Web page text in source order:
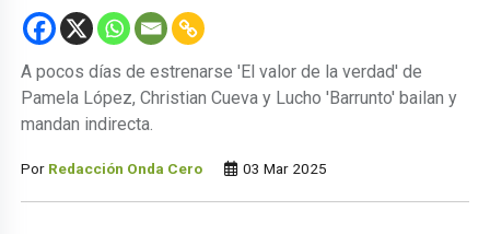
A pocos días de estrenarse 'El valor de la verdad' de
Pamela López, Christian Cueva y Lucho 'Barrunto' bailan y
mandan indirecta.
Por Redacción Onda Cero 03 Mar 2025